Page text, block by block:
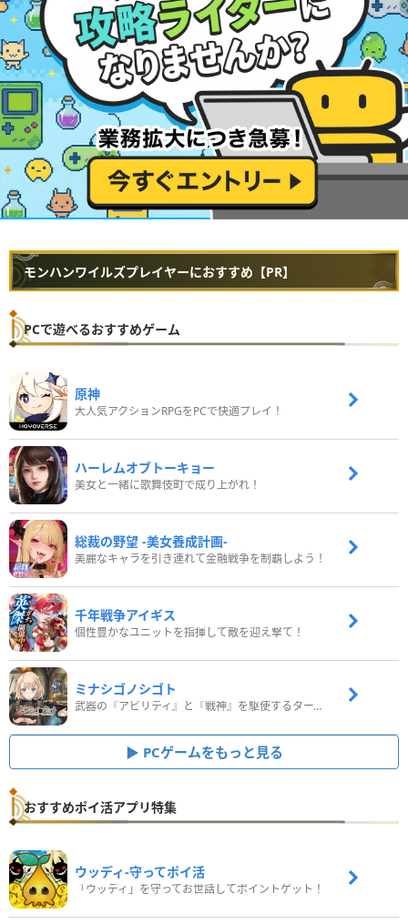
モンハンワイルズプレイヤーにおすすめ【PR】
PCで遊べるおすすめゲーム
原神
大人気アクションRPGをPCで快適プレイ！
ハーレムオブトーキョー
美女と一緒に歌舞伎町で成り上がれ！
総裁の野望 -美女養成計画-
美麗なキャラを引き連れて金融戦争を制覇しよう！
千年戦争アイギス
個性豊かなユニットを指揮して敵を迎え撃て！
ミナシゴノシゴト
武器の『アビリティ』と『戦神』を駆使するターン制コマンドバトルRPG！
PCゲームをもっと見る
おすすめポイ活アプリ特集
ウッディ‐守ってポイ活
「ウッディ」を守ってお世話してポイントゲット！